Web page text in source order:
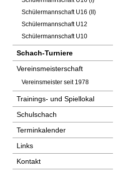
Schülermannschaft U16 (II)
Schülermannschaft U12
Schülermannschaft U10
Schach-Turniere
Vereinsmeisterschaft
Vereinsmeister seit 1978
Trainings- und Spiellokal
Schulschach
Terminkalender
Links
Kontakt